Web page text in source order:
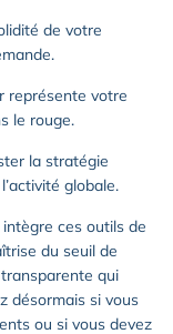
de votre
représente votre
le rouge.
la stratégie
globale.
intègre ces outils de
du seuil de
qui
désormais si vous
ou si vous devez